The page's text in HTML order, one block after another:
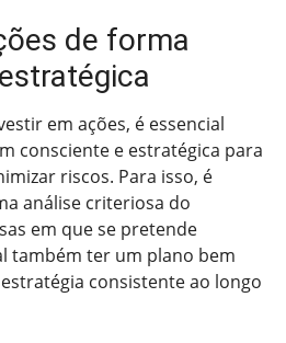
de forma
em ações, é essencial
consciente e estratégica para
riscos. Para isso, é
análise criteriosa do
em que se pretende
também ter um plano bem
consistente ao longo